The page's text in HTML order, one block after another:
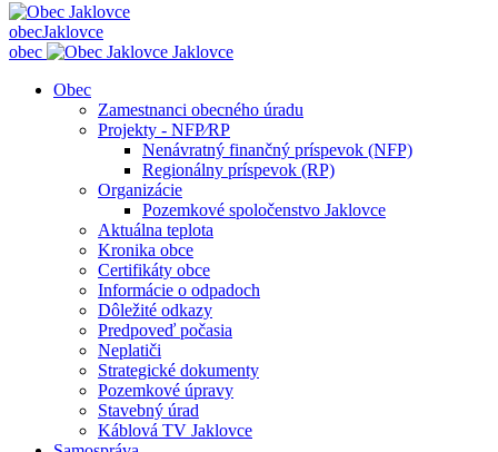
obecJaklovce
obec
Jaklovce
Obec
Zamestnanci obecného úradu
Projekty - NFP⁄RP
Nenávratný finančný príspevok (NFP)
Regionálny príspevok (RP)
Organizácie
Pozemkové spoločenstvo Jaklovce
Aktuálna teplota
Kronika obce
Certifikáty obce
Informácie o odpadoch
Dôležité odkazy
Predpoveď počasia
Neplatiči
Strategické dokumenty
Pozemkové úpravy
Stavebný úrad
Káblová TV Jaklovce